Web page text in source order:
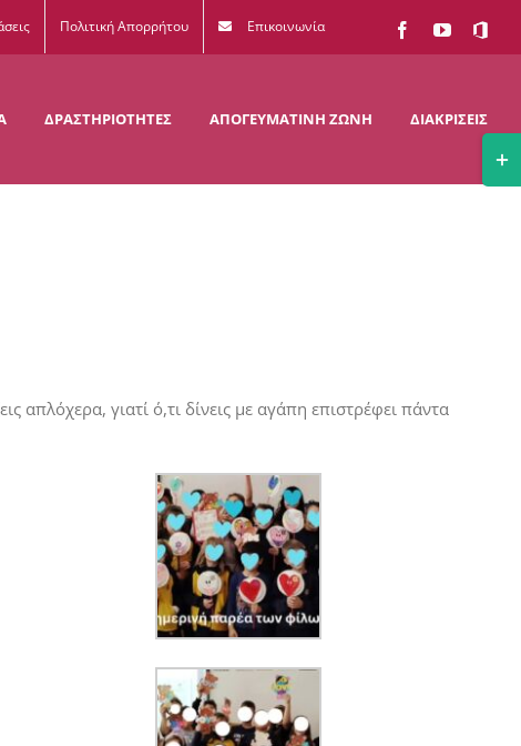
Πολιτική Απορρήτου Επικοινωνία FacebookYouTube
Office
ΔΡΑΣΤΗΡΙΟΤΗΤΕΣ ΑΠΟΓΕΥΜΑΤΙΝΗ ΖΩΝΗ ΔΙΑΚΡΙΣΕΙΣ
απλόχερα, γιατί ό,τι δίνεις με αγάπη επιστρέφει πάντα